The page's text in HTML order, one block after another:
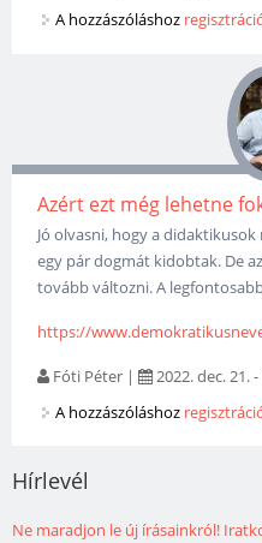
A hozzászóláshoz
Azért ezt még lehetne
Jó olvasni, hogy a
egy pár dogmát kidobtak. De
tovább változni. A
https://
Fóti Péter | 2022. dec. 21.
A hozzászóláshoz
Hírlevél
Ne maradjon le új írásainkról!